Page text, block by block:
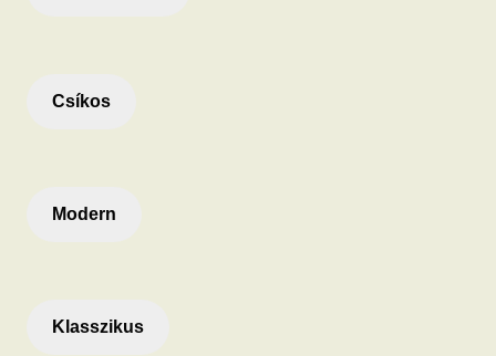
Csíkos
Modern
Klasszikus